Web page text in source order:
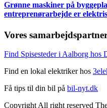
Grønne maskiner på
entreprenørarbejde er
Vores
Find Spisesteder i Aalborg hos
Find en lokal elektriker hos
Få tips til din bil på bil-nyt.dk
Copyright All right reserved